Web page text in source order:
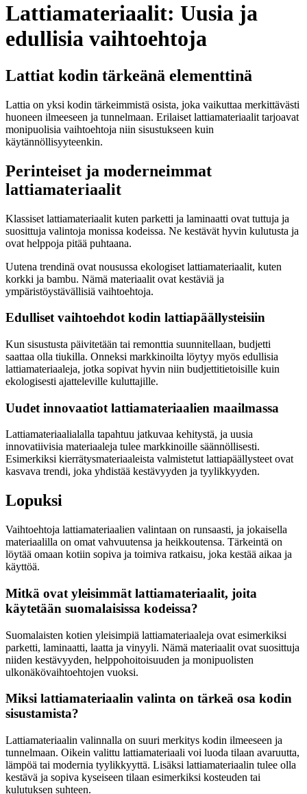
Lattiamateriaalit: Uusia ja
edullisia vaihtoehtoja
Lattiat kodin tärkeänä elementtinä
Lattia on yksi kodin tärkeimmistä osista, joka vaikuttaa merkittävästi
huoneen ilmeeseen ja tunnelmaan. Erilaiset lattiamateriaalit tarjoavat
monipuolisia vaihtoehtoja niin sisustukseen kuin
käytännöllisyyteenkin.
Perinteiset ja moderneimmat
lattiamateriaalit
Klassiset lattiamateriaalit kuten parketti ja laminaatti ovat tuttuja ja
suosittuja valintoja monissa kodeissa. Ne kestävät hyvin kulutusta ja
ovat helppoja pitää puhtaana.
Uutena trendinä ovat nousussa ekologiset lattiamateriaalit, kuten
korkki ja bambu. Nämä materiaalit ovat kestäviä ja
ympäristöystävällisiä vaihtoehtoja.
Edulliset vaihtoehdot kodin lattiapäällysteisiin
Kun sisustusta päivitetään tai remonttia suunnitellaan, budjetti
saattaa olla tiukilla. Onneksi markkinoilta löytyy myös edullisia
lattiamateriaaleja, jotka sopivat hyvin niin budjettitietoisille kuin
ekologisesti ajatteleville kuluttajille.
Uudet innovaatiot lattiamateriaalien maailmassa
Lattiamateriaalialalla tapahtuu jatkuvaa kehitystä, ja uusia
innovatiivisia materiaaleja tulee markkinoille säännöllisesti.
Esimerkiksi kierrätysmateriaaleista valmistetut lattiapäällysteet ovat
kasvava trendi, joka yhdistää kestävyyden ja tyylikkyyden.
Lopuksi
Vaihtoehtoja lattiamateriaalien valintaan on runsaasti, ja jokaisella
materiaalilla on omat vahvuutensa ja heikkoutensa. Tärkeintä on
löytää omaan kotiin sopiva ja toimiva ratkaisu, joka kestää aikaa ja
käyttöä.
Mitkä ovat yleisimmät lattiamateriaalit, joita
käytetään suomalaisissa kodeissa?
Suomalaisten kotien yleisimpiä lattiamateriaaleja ovat esimerkiksi
parketti, laminaatti, laatta ja vinyyli. Nämä materiaalit ovat suosittuja
niiden kestävyyden, helppohoitoisuuden ja monipuolisten
ulkonäkövaihtoehtojen vuoksi.
Miksi lattiamateriaalin valinta on tärkeä osa kodin
sisustamista?
Lattiamateriaalin valinnalla on suuri merkitys kodin ilmeeseen ja
tunnelmaan. Oikein valittu lattiamateriaali voi luoda tilaan avaruutta,
lämpöä tai modernia tyylikkyyttä. Lisäksi lattiamateriaalin tulee olla
kestävä ja sopiva kyseiseen tilaan esimerkiksi kosteuden tai
kulutuksen suhteen.